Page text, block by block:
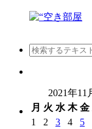
2021年11
月 火 水 木 金
1
2 3 4 5